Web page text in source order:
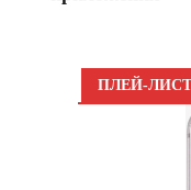
ПЛЕЙ-